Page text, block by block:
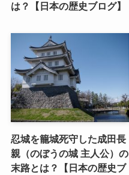
は？【日本の歴史ブログ】
忍城を籠城死守した成田長
親（のぼうの城 主人公）の
末路とは？【日本の歴史ブ